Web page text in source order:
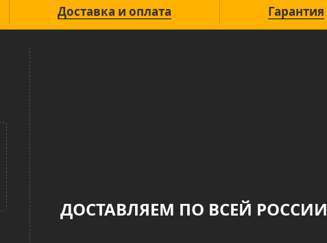
Доставка и оплата Гарантия
ДОСТАВЛЯЕМ ПО ВСЕЙ РОССИИ